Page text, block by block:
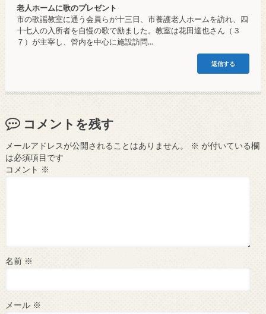
老人ホームに歌のプレゼント
市の歌謡教室に通う会員らが十三日、市養護老人ホームを訪れ、四
十七人の入所者を自慢の歌で励ました。教室は花田達也さん（３
７）が主宰し、管内を中心に施設訪問…
返信する
コメントを残す
メールアドレスが公開されることはありません。 ※ が付いている欄
は必須項目です
コメント
※
名前 ※
メール ※